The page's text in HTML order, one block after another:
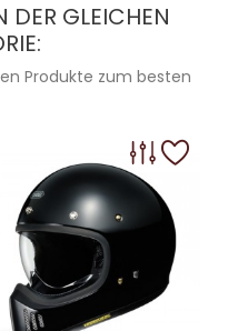
DER GLEICHEN
Produkte zum besten